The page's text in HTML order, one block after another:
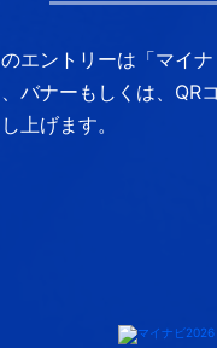
エントリーは「マイ
バナーもしくは、QR
上げます。